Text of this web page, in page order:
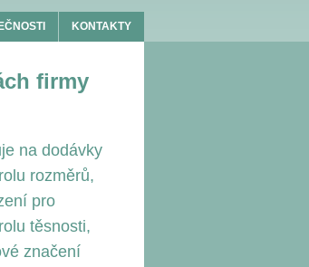
KONTAKTY
firmy
na dodávky
rozměrů,
pro
těsnosti,
značení